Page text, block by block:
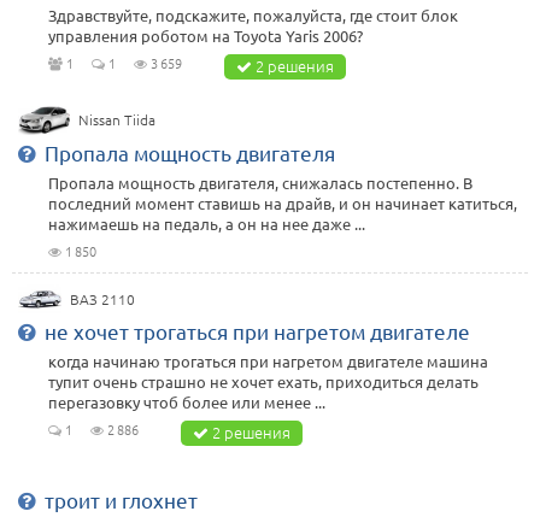
Здравствуйте, подскажите, пожалуйста, где стоит блок
управления роботом на Toyota Yaris 2006?
1 1 3 659 2 решения
Nissan Tiida
Пропала мощность двигателя
Пропала мощность двигателя, снижалась постепенно. В
последний момент ставишь на драйв, и он начинает катиться,
нажимаешь на педаль, а он на нее даже ...
1 850
ВАЗ 2110
не хочет трогаться при нагретом двигателе
когда начинаю трогаться при нагретом двигателе машина
тупит очень страшно не хочет ехать, приходиться делать
перегазовку чтоб более или менее ...
1 2 886 2 решения
троит и глохнет